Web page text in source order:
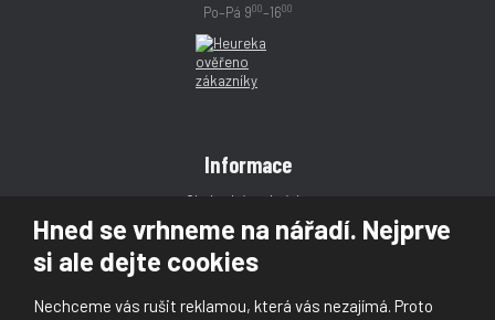
Hned se vrhneme na nářadí. Nejprve
si ale dejte cookies
Nechceme vás rušit reklamou, která vás nezajímá. Proto
Po–Pá 900–1600
Informace
Obchodní podmínky
Reklamace
Magazín